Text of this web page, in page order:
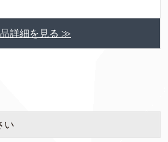
詳細を見る ≫
い